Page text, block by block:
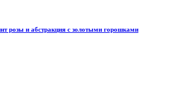
розы и абстракция с золотыми горошками